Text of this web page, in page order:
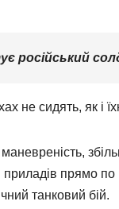
російський
не сидять, як і
прямо
танковий бій.